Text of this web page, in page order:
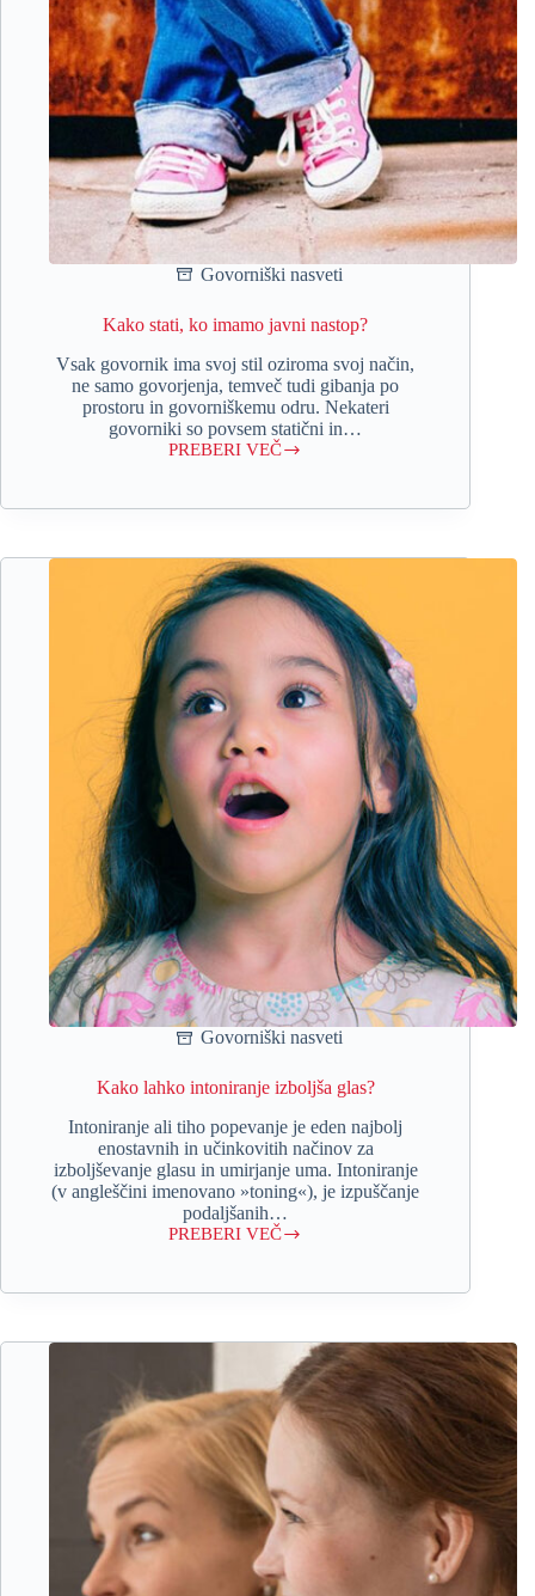
Govorniški nasveti
Kako stati, ko imamo javni nastop?
Vsak govornik ima svoj stil oziroma svoj način,
ne samo govorjenja, temveč tudi gibanja po
prostoru in govorniškemu odru. Nekateri
govorniki so povsem statični in…
PREBERI VEČ
Kako
nastop?
Govorniški nasveti
Kako lahko intoniranje izboljša glas?
Intoniranje ali tiho popevanje je eden najbolj
enostavnih in učinkovitih načinov za
izboljševanje glasu in umirjanje uma. Intoniranje
(v angleščini imenovano »toning«), je izpuščanje
podaljšanih…
PREBERI VEČ
Kako